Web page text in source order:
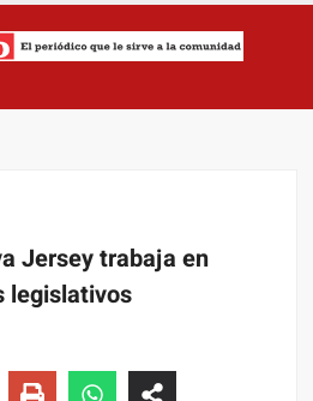
Jersey trabaja en
legislativos